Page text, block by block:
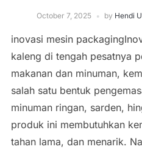
October 7, 2025 by Hendi
inovasi mesin
kaleng di tengah pesatnya
makanan dan minuman,
salah satu bentuk
minuman ringan, sarden,
produk ini membutuhkan
tahan lama, dan menarik.